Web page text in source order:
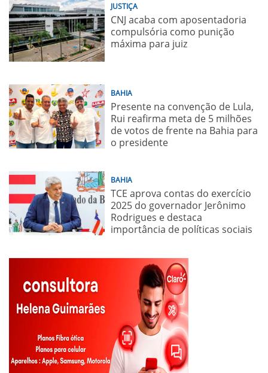
JUSTIÇA
CNJ acaba com aposentadoria
compulsória como punição
máxima para juiz
BAHIA
Presente na convenção de Lula,
Rui reafirma meta de 5 milhões
de votos de frente na Bahia para
o presidente
BAHIA
TCE aprova contas do exercício
2025 do governador Jerônimo
Rodrigues e destaca
importância de políticas sociais